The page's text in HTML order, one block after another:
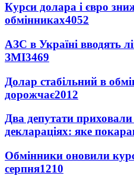
Курси долара і євро
обмінниках4052
АЗС в Україні вводять
ЗМІ3469
Долар стабільний в
дорожчає2012
Два депутати
деклараціях: яке
Обмінники оновили
серпня1210